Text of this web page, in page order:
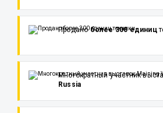
Проданоболее 300 единиц
Многократный участник
Russia